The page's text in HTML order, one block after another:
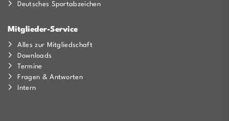
Deutsches Sportabzeichen
Mitglieder-Service
Alles zur Mitgliedschaft
Downloads
Termine
Fragen & Antworten
Intern